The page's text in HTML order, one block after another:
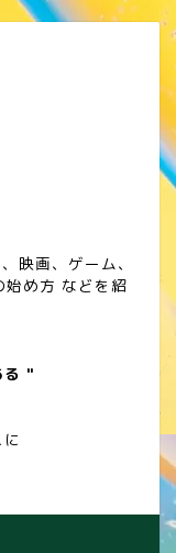
映画、ゲーム、
始め方 などを紹
る "